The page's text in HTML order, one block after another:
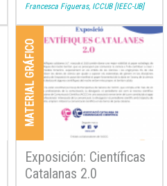
Francesca Figueras, ICCUB [IEEC-UB]
MATERIAL GRÁFICO
Exposición: Científicas
Catalanas 2.0